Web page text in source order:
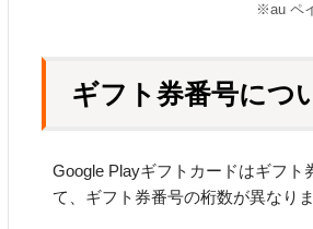
※au ペ
ギフト券番号につ
Google Playギフトカードはギフト
て、ギフト券番号の桁数が異なりま